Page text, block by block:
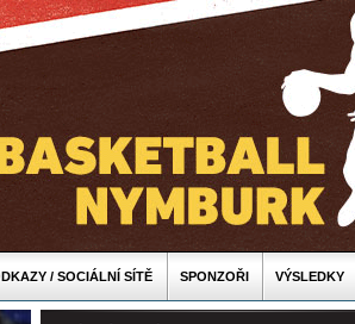
/ SOCIÁLNÍ SÍTĚ SPONZOŘI VÝSLEDKY